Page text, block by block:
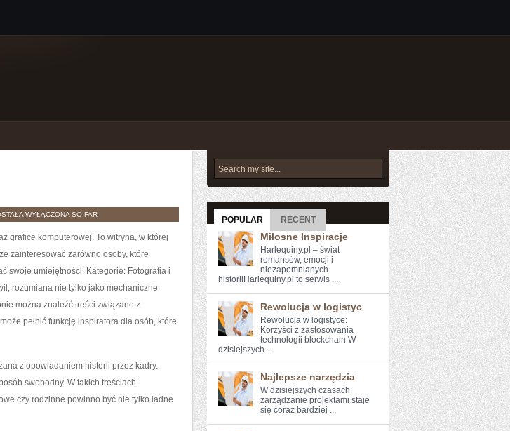
WYŁĄCZONA SO FAR
grafice komputerowej. To witryna, w której
zainteresować zarówno osoby, które
swoje umiejętności. Kategorie: Fotografia i
rozumiana nie tylko jako mechaniczne
można znaleźć treści związane z
pełnić funkcję inspiratora dla osób, które
z opowiadaniem historii przez kadry.
swobodny. W takich treściach
czy rodzinne powinno być nie tylko ładne
POPULAR RECENT
Miłosne Inspiracje
Harlequiny.pl – świat
romansów, emocji i
niezapomnianych
historiiHarlequiny.pl to serwis ...
Rewolucja w logistyc
Rewolucja ⁢w⁢ logistyce:
Korzyści z zastosowania⁤
technologii blockchain W
dzisiejszych ...
Najlepsze narzędzia
W dzisiejszych czasach
zarządzanie projektami staje
się coraz bardziej ...